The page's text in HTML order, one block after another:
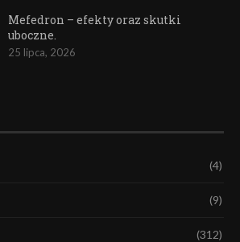
Mefedron – efekty oraz skutki
uboczne.
25 lipca, 2026
(4)
(9)
(312)